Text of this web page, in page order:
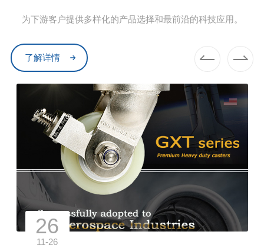
为下游客户提供多样化的产品选择和最前沿的科技应用。
了解详情
26
11-26